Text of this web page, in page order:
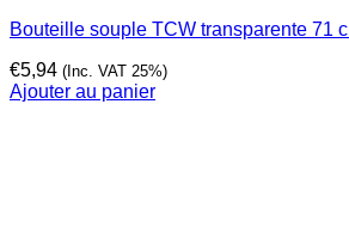
Bouteille souple TCW transparente 71 cl
€5,94 (Inc. VAT 25%)
Ajouter au panier